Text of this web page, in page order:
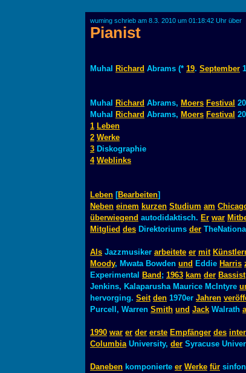
wuming schrieb am 8.3. 2010 um 01:18:42 Uhr über
Pianist
Muhal Richard Abrams (* 19. September
Muhal Richard Abrams, Moers Festival
Muhal Richard Abrams, Moers Festival
1 Leben
2 Werke
3 Diskographie
4 Weblinks
Leben [Bearbeiten]
Neben einem kurzen Studium am
überwiegend autodidaktisch. Er war
Mitglied des Direktoriums der TheNational
Als Jazzmusiker arbeitete er mit
Moody, Mwata Bowden und Eddie Harris
Experimental Band ; 1963 kam der Bassist
Jenkins, Kalaparusha Maurice McIntyre
hervorging. Seit den 1970er Jahren
Purcell, Warren Smith und Jack Walrath
1990 war er der erste Empfänger des
ColumbiaUniversity, der Syracuse
Daneben komponierte er Werke für